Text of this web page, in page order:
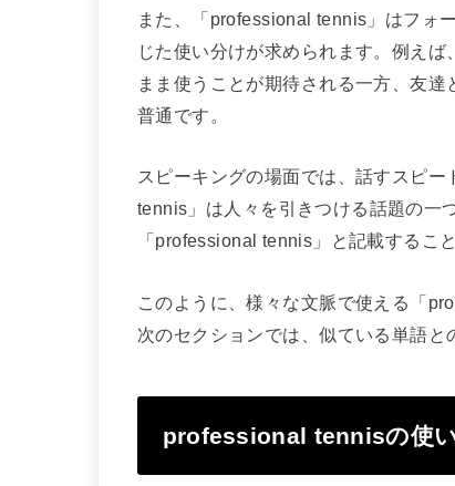
また、「professional tennis」はフォ
じた使い分けが求められます。例え
まま使うことが期待される一方、友
普通です。
スピーキングの場面では、話すスピ
tennis」は人々を引きつける話題の一
「professional tennis」と記載するこ
このように、様々な文脈で使える「
次のセクションでは、似ている単語と
professional tennisの使